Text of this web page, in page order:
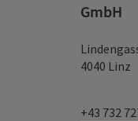
GmbH
4040 Linz
+43 732